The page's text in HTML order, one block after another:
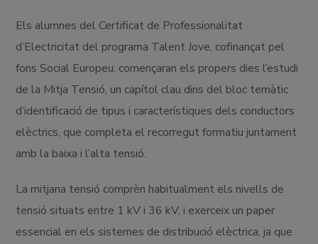
Els alumnes del Certificat de Professionalitat
d’Electricitat del programa Talent Jove, cofinançat pel
fons Social Europeu, començaran els propers dies l’estudi
de la Mitja Tensió, un capítol clau dins del bloc temàtic
d’identificació de tipus i característiques dels conductors
elèctrics, que completa el recorregut formatiu juntament
amb la baixa i l’alta tensió.
La mitjana tensió comprèn habitualment els nivells de
tensió situats entre 1 kV i 36 kV, i exerceix un paper
essencial en els sistemes de distribució elèctrica, ja que